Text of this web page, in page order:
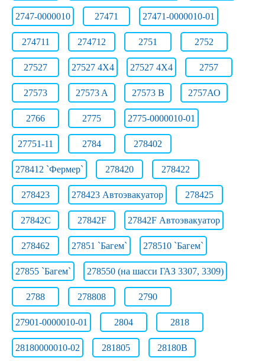
2747-0000010 27471 27471-0000010-01
274711 274712 2751 2752
27527 27527 4X4 27527 4X4 2757
27573 27573 A 27573 B 2757АО
2766 2775 2775-0000010-01
27751-11 2784 278402
278412 `Фермер` 278420 278422
278423 278423 Автоэвакуатор 278425
27842C 27842F 27842F Автоэвакуатор
278462 27851 `Багем` 278510 `Багем`
27855 `Багем` 278550 (на шасси ГАЗ 3307, 3309)
2788 278808 2790
27901-0000010-01 2804 2818
28180000010-02 281805 28180В